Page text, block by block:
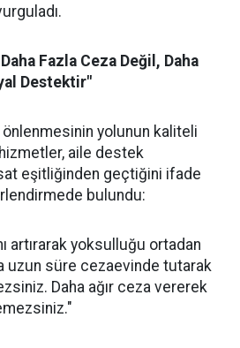
Fazla Ceza Değil, Daha
Destektir"
yolunun kaliteli
aile destek
eşitliğinden geçtiğini ifade
bulundu:
artırarak yoksulluğu ortadan
uzun süre cezaevinde tutarak
Daha ağır ceza vererek